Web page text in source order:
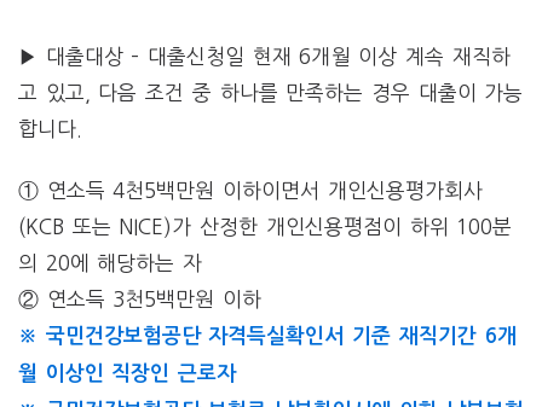
▶ 대출대상 – 대출신청일 현재 6개월 이상 계속 재직하
고 있고, 다음 조건 중 하나를 만족하는 경우 대출이 가능
합니다.
① 연소득 4천5백만원 이하이면서 개인신용평가회사
(KCB 또는 NICE)가 산정한 개인신용평점이 하위 100분
의 20에 해당하는 자
② 연소득 3천5백만원 이하
※ 국민건강보험공단 자격득실확인서 기준 재직기간 6개
월 이상인 직장인 근로자